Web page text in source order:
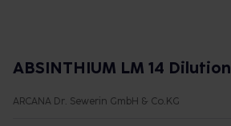
ABSINTHIUM LM 14 Dilution
ARCANA Dr. Sewerin GmbH & Co.KG